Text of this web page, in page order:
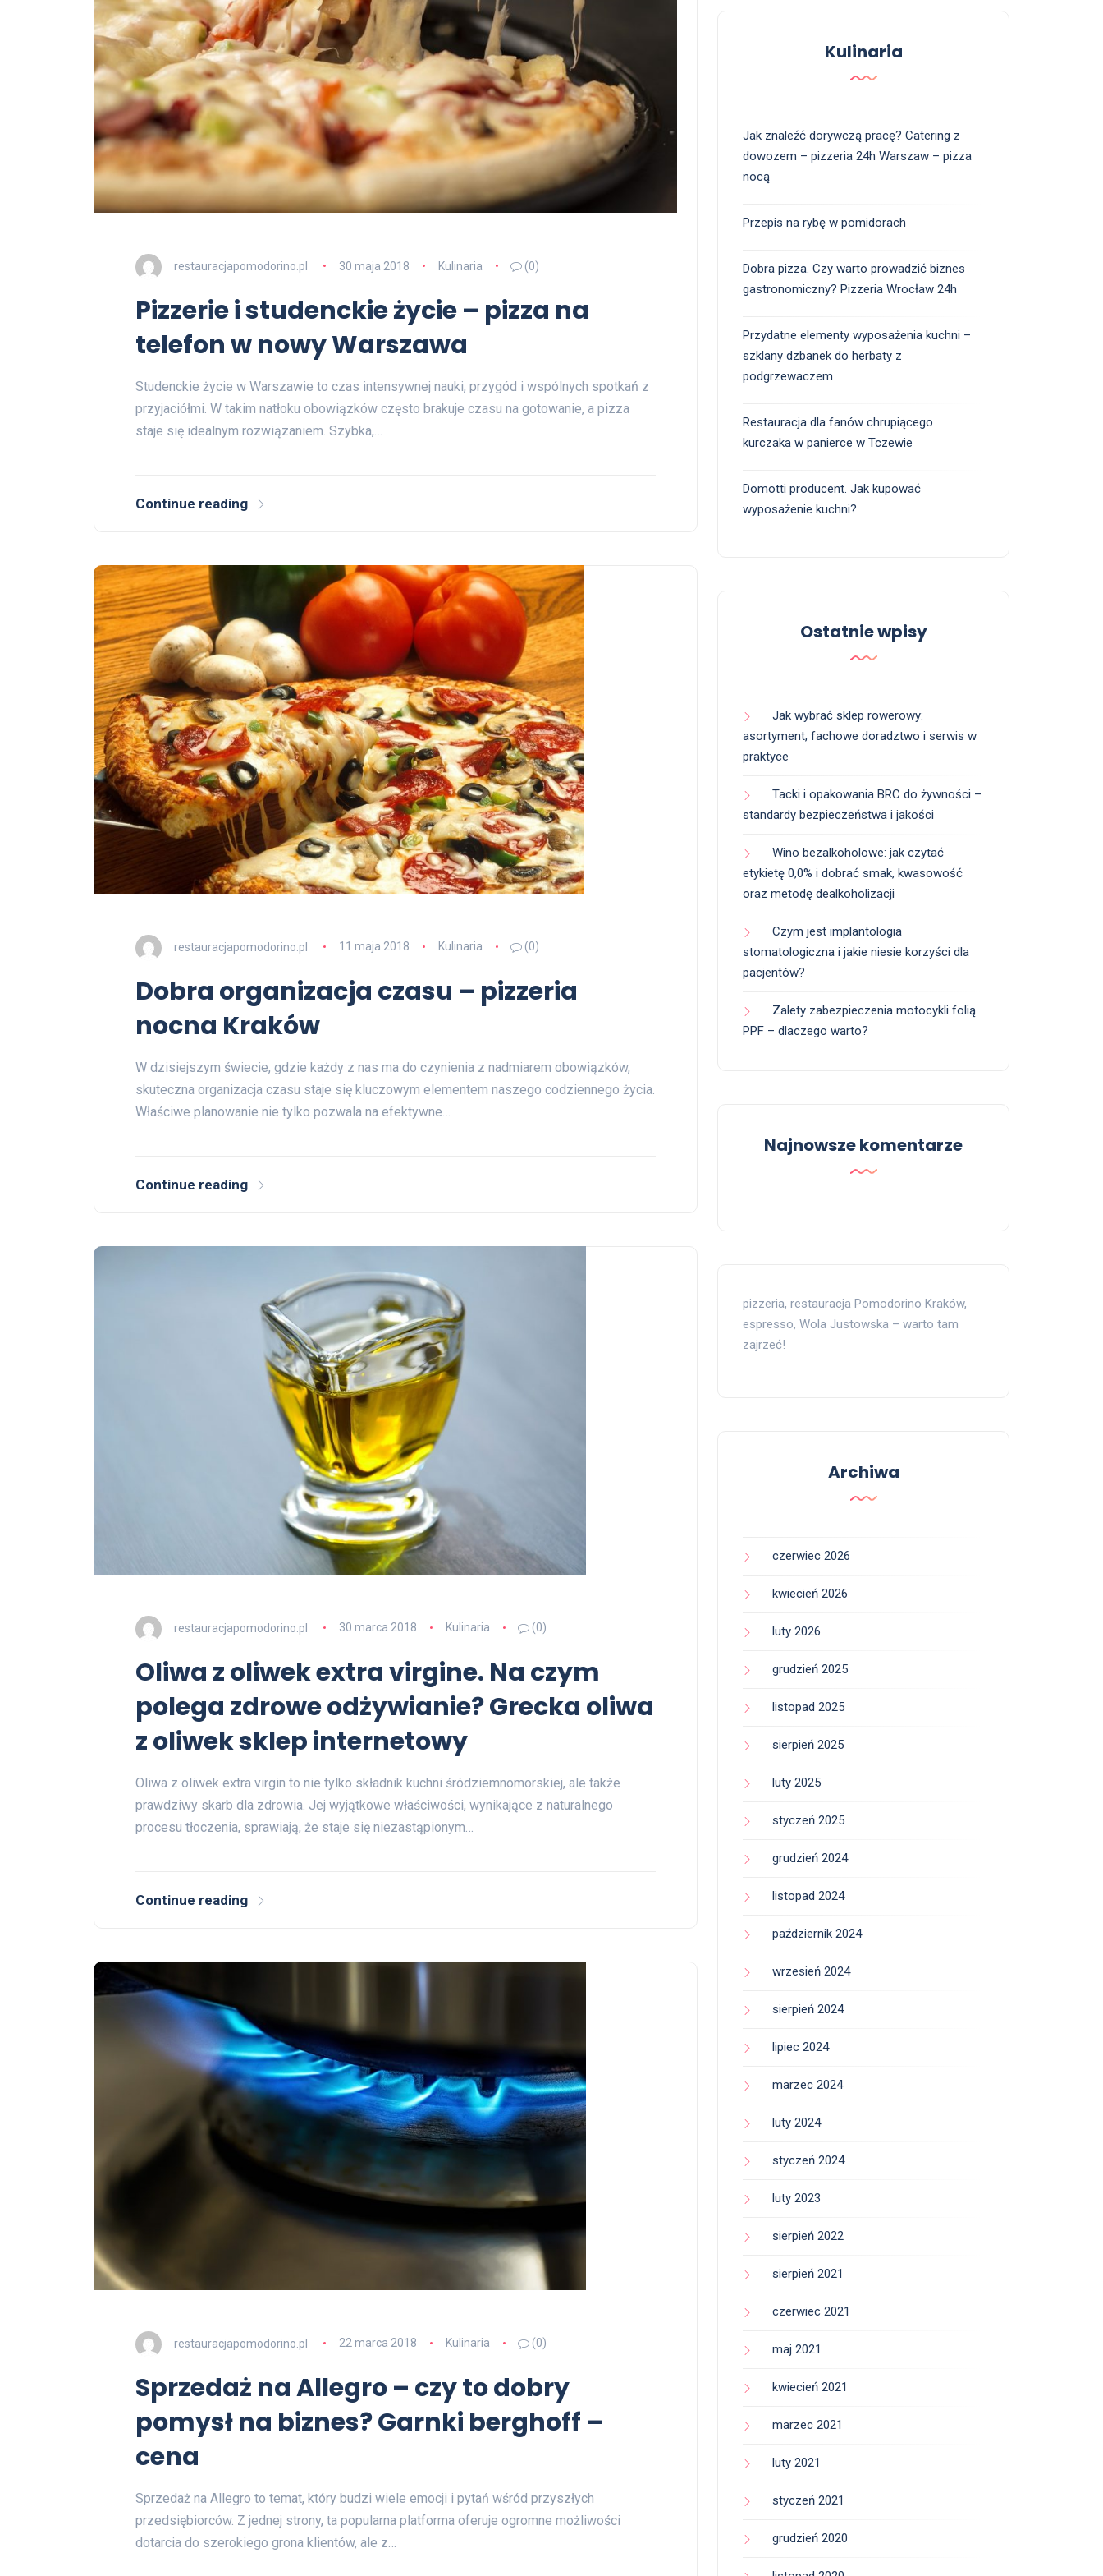
restauracjapomodorino.pl 30 maja 2018 Kulinaria (0)
Pizzerie i studenckie życie – pizza na
telefon w nowy Warszawa
Studenckie życie w Warszawie to czas intensywnej nauki, przygód i wspólnych spotkań z
przyjaciółmi. W takim natłoku obowiązków często brakuje czasu na gotowanie, a pizza
staje się idealnym rozwiązaniem. Szybka,…
Continue reading
restauracjapomodorino.pl 11 maja 2018 Kulinaria (0)
Dobra organizacja czasu – pizzeria
nocna Kraków
W dzisiejszym świecie, gdzie każdy z nas ma do czynienia z nadmiarem obowiązków,
skuteczna organizacja czasu staje się kluczowym elementem naszego codziennego życia.
Właściwe planowanie nie tylko pozwala na efektywne…
Continue reading
restauracjapomodorino.pl 30 marca 2018 Kulinaria (0)
Oliwa z oliwek extra virgine. Na czym
polega zdrowe odżywianie? Grecka oliwa
z oliwek sklep internetowy
Oliwa z oliwek extra virgin to nie tylko składnik kuchni śródziemnomorskiej, ale także
prawdziwy skarb dla zdrowia. Jej wyjątkowe właściwości, wynikające z naturalnego
procesu tłoczenia, sprawiają, że staje się niezastąpionym…
Continue reading
restauracjapomodorino.pl 22 marca 2018 Kulinaria (0)
Sprzedaż na Allegro – czy to dobry
pomysł na biznes? Garnki berghoff –
cena
Sprzedaż na Allegro to temat, który budzi wiele emocji i pytań wśród przyszłych
przedsiębiorców. Z jednej strony, ta popularna platforma oferuje ogromne możliwości
dotarcia do szerokiego grona klientów, ale z…
Kulinaria
Jak znaleźć dorywczą pracę? Catering z
dowozem – pizzeria 24h Warszaw – pizza
nocą
Przepis na rybę w pomidorach
Dobra pizza. Czy warto prowadzić biznes
gastronomiczny? Pizzeria Wrocław 24h
Przydatne elementy wyposażenia kuchni –
szklany dzbanek do herbaty z
podgrzewaczem
Restauracja dla fanów chrupiącego
kurczaka w panierce w Tczewie
Domotti producent. Jak kupować
wyposażenie kuchni?
Ostatnie wpisy
Jak wybrać sklep rowerowy:
asortyment, fachowe doradztwo i serwis w
praktyce
Tacki i opakowania BRC do żywności –
standardy bezpieczeństwa i jakości
Wino bezalkoholowe: jak czytać
etykietę 0,0% i dobrać smak, kwasowość
oraz metodę dealkoholizacji
Czym jest implantologia
stomatologiczna i jakie niesie korzyści dla
pacjentów?
Zalety zabezpieczenia motocykli folią
PPF – dlaczego warto?
Najnowsze komentarze
pizzeria, restauracja Pomodorino Kraków,
espresso, Wola Justowska – warto tam
zajrzeć!
Archiwa
czerwiec 2026
kwiecień 2026
luty 2026
grudzień 2025
listopad 2025
sierpień 2025
luty 2025
styczeń 2025
grudzień 2024
listopad 2024
październik 2024
wrzesień 2024
sierpień 2024
lipiec 2024
marzec 2024
luty 2024
styczeń 2024
luty 2023
sierpień 2022
sierpień 2021
czerwiec 2021
maj 2021
kwiecień 2021
marzec 2021
luty 2021
styczeń 2021
grudzień 2020